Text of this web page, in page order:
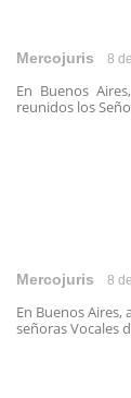
Mercojuris 8
En Buenos
reunidos los
Mercojuris 8
En Buenos Aires,
señoras Vocales